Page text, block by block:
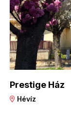
Prestige Ház
Hévíz